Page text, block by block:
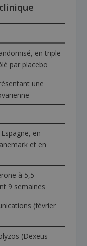
en triple
par placebo
une
en
et en
à 5,5
9 semaines
(février
(Dexeus